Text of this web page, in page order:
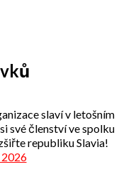
slaví v letošním
své členství ve spolku
republiku Slavia!